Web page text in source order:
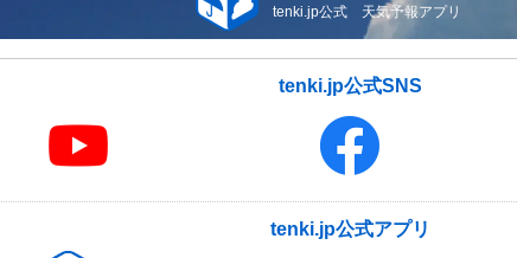
tenki.jp公式 天気予報アプリ
tenki.jp公式SNS
tenki.jp公式アプリ